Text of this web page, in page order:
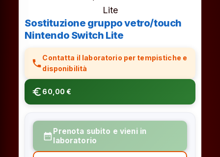
Sostituzione gruppo vetro/touch
Nintendo Switch Lite
phone
Contatta il laboratorio per tempistiche e
disponibilità
euro_symbol 60,00 €
date_range Prenota subito e vieni in
laboratorio